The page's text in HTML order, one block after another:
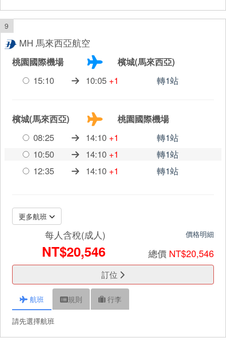
9
MH 馬來西亞航空
桃園國際機場
檳城(馬來西亞)
15:10
10:05 +1 轉1站
檳城(馬來西亞)
桃園國際機場
08:25
14:10 +1
轉1站
10:50
14:10 +1
轉1站
12:35
14:10 +1 轉1站
更多航班
每人含稅(成人)
NT$20,546
價格明細
總價 NT$20,546
訂位
航班 規則 行李
請先選擇航班